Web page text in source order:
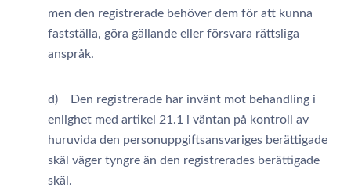
men den registrerade behöver dem för att kunna
fastställa, göra gällande eller försvara rättsliga
anspråk.
d) Den registrerade har invänt mot behandling i
enlighet med artikel 21.1 i väntan på kontroll av
huruvida den personuppgiftsansvariges berättigade
skäl väger tyngre än den registrerades berättigade
skäl.